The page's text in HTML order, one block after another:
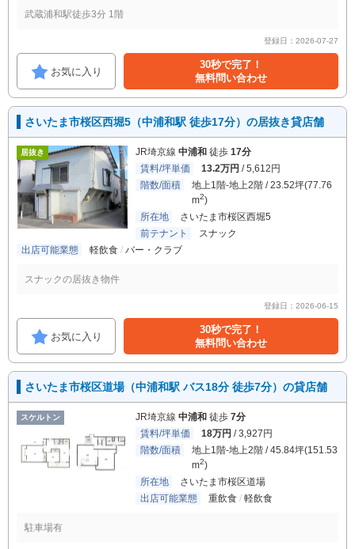
武蔵浦和駅徒歩3分 1階
登録日：2026-07-27
お気に入り
30秒で完了！
無料問い合わせ
さいたま市桜区西堀5（中浦和駅 徒歩17分）の居抜き貸店舗
居抜き JR埼京線 中浦和 徒歩 17分
賃料/坪単価
13.2万円 / 5,612円
階数/面積
地上1階-地上2階 / 23.52坪(77.76
m2)
所在地
さいたま市桜区西堀5
前テナント
スナック
出店可能業態
軽飲食 バー・クラブ
スナックの居抜き物件
登録日：2026-06-15
お気に入り
30秒で完了！
無料問い合わせ
さいたま市桜区道場（中浦和駅 バス18分 徒歩7分）の貸店舗
スケルトン JR埼京線 中浦和 徒歩 7分
賃料/坪単価
18万円 / 3,927円
階数/面積
地上1階-地上2階 / 45.84坪(151.53
m2)
所在地
さいたま市桜区道場
出店可能業態
重飲食 軽飲食
駐車場有